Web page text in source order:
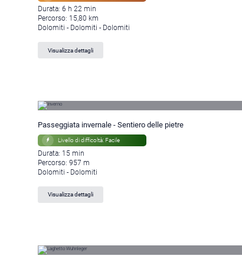
Durata: 6 h 22 min
Percorso: 15,80 km
Dolomiti - Dolomiti - Dolomiti
Visualizza dettagli
Passeggiata invernale - Sentiero delle pietre
Livello di difficoltà: Facile
Durata: 15 min
Percorso: 957 m
Dolomiti - Dolomiti
Visualizza dettagli